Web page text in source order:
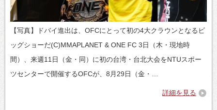
【写真】ドバイ進出は、OFCにとって初の4大クラウンとなるビ
ッグショーだ(C)MMAPLANET & ONE FC 3日（木・現地時
間）、来週11日（金・同）に初の台湾・台北大会をNTUスポー
ツセンターで開催するOFCが、8月29日（金・…
詳細を見る